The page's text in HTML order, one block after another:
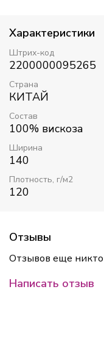
Характеристики
Штрих-код
2200000095265
Страна
КИТАЙ
Состав
100% вискоза
Ширина
140
Плотность, г/м2
120
Отзывы
Отзывов еще никто
Написать отзыв